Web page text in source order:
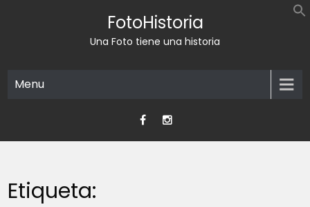
FotoHistoria
Una Foto tiene una historia
Menu
Etiqueta: